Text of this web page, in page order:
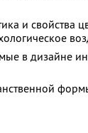
и свойства
в дизайне